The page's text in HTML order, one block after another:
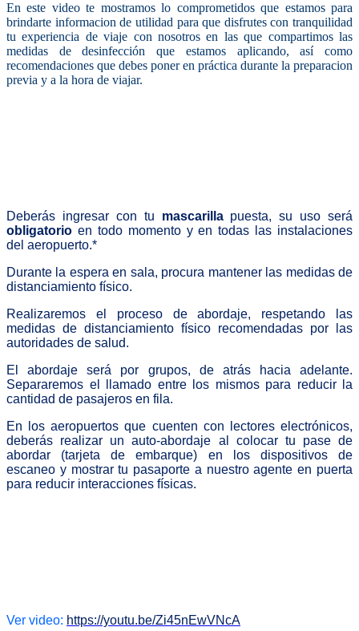
En este video te mostramos lo comprometidos que estamos para
brindarte informacion de utilidad para que disfrutes con tranquilidad
tu experiencia de viaje con nosotros en las que compartimos las
medidas de desinfección que estamos aplicando, así como
recomendaciones que debes poner en práctica durante la preparacion
previa y a la hora de viajar.
Deberás ingresar con tu mascarillapuesta, su uso será
obligatorio en todo momento y en todas las instalaciones
del aeropuerto.*
Durante la espera en sala, procura mantener las medidas de
distanciamiento físico.
Realizaremos el proceso de abordaje, respetando las
medidas de distanciamiento físico recomendadas por las
autoridades de salud.
El abordaje será por grupos, de atrás hacia adelante.
Separaremos el llamado entre los mismos para reducir la
cantidad de pasajeros en fila.
En los aeropuertos que cuenten con lectores electrónicos,
deberás realizar un auto-abordaje al colocar tu pase de
abordar (tarjeta de embarque) en los dispositivos de
escaneo y mostrar tu pasaporte a nuestro agente en puerta
para reducir interacciones físicas.
Ver video: https://youtu.be/Zi45nEwVNcA